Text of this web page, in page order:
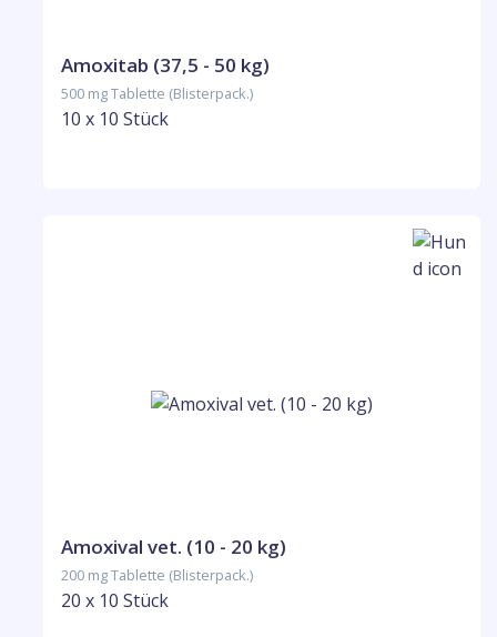
Amoxitab (37,5 - 50 kg)
500 mg Tablette (Blisterpack.)
10 x 10 Stück
Amoxival vet. (10 - 20 kg)
200 mg Tablette (Blisterpack.)
20 x 10 Stück